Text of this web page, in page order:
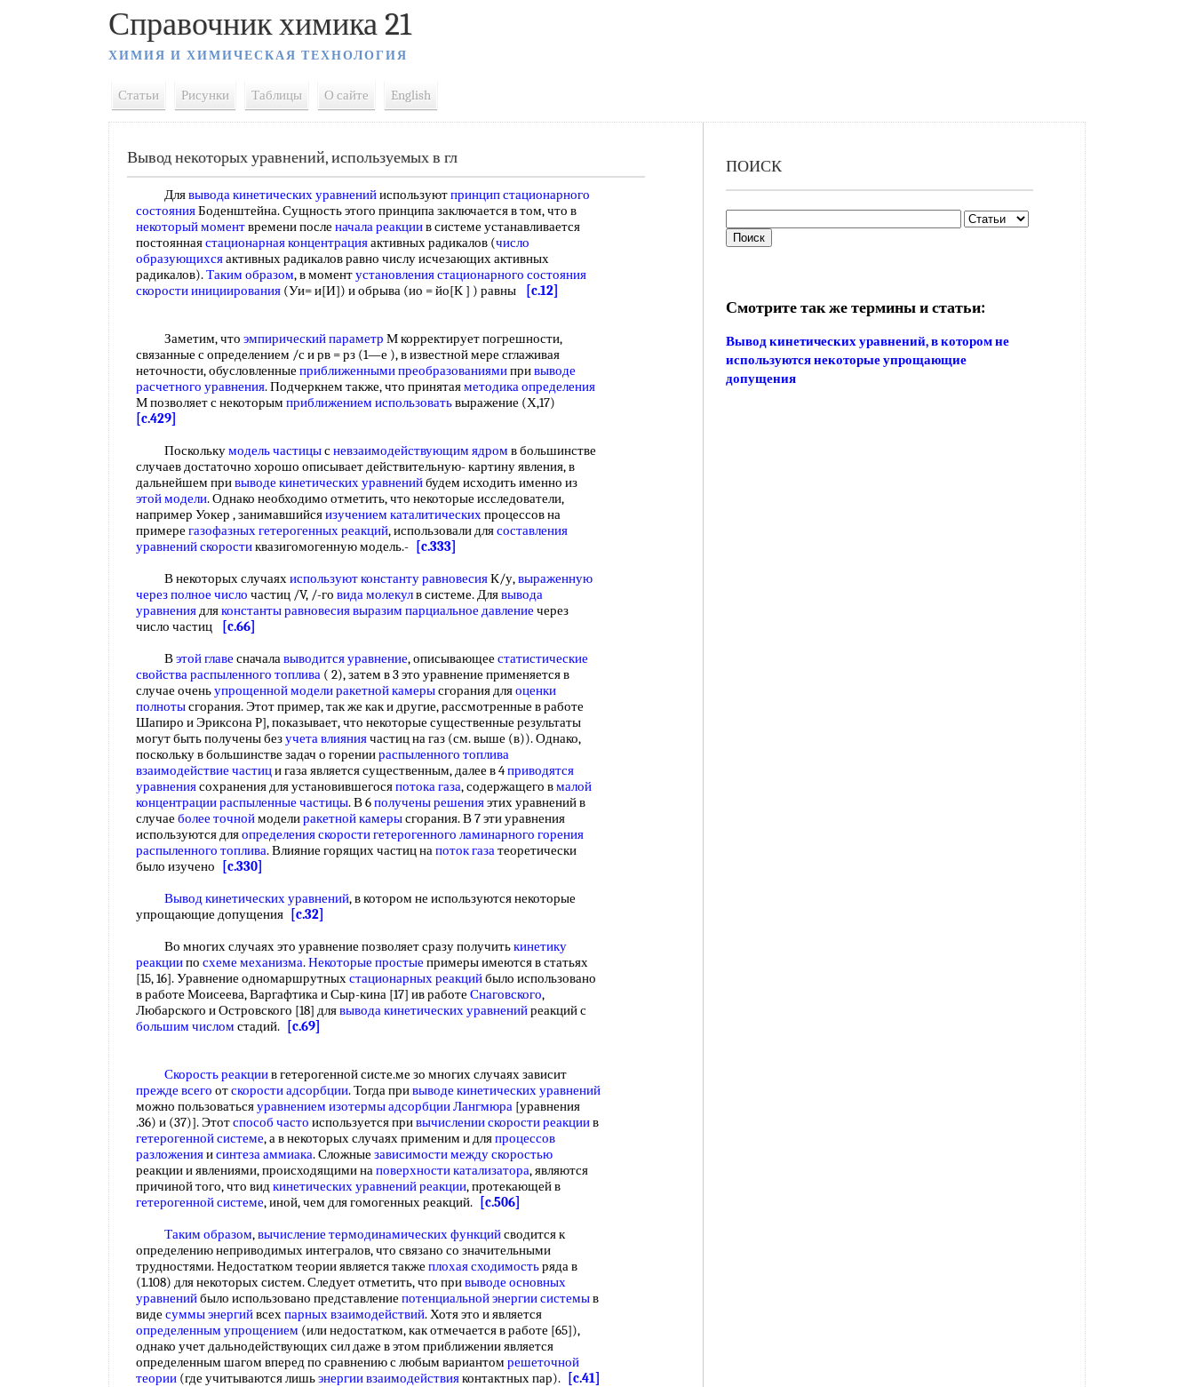
Справочник химика 21
ХИМИЯ И ХИМИЧЕСКАЯ ТЕХНОЛОГИЯ
Статьи Рисунки Таблицы О сайте English
Вывод некоторых уравнений, используемых в гл
Длявывода кинетических уравненийиспользуютпринцип стационарного
состоянияБоденштейна. Сущность этого принципа заключается в том, что в
некоторый моментвремени после начала реакциив системе устанавливается
постояннаястационарная концентрацияактивных радикалов (число
образующихсяактивных радикалов равно числу исчезающих активных
радикалов).Таким образом, в моментустановления стационарного состояния
скорости инициирования (Уи= и[И]) и обрыва (ио = йо[К ] ) равны [c.12]
Заметим, что эмпирический параметр М корректирует погрешности,
связанные с определением /с и рв = рз (1—е ), в известной мере сглаживая
неточности, обусловленные приближенными преобразованиямипривыводе
расчетного уравнения. Подчеркнем также, что принятаяметодика определения
М позволяет с некоторым приближением использоватьвыражение (Х,17)
[c.429]
Посколькумодель частицысневзаимодействующим ядром в большинстве
случаев достаточно хорошо описывает действительную- картину явления, в
дальнейшем привыводе кинетических уравненийбудем исходить именно из
этой модели. Однако необходимо отметить, что некоторые исследователи,
например Уокер , занимавшийсяизучением каталитическихпроцессов на
примере газофазных гетерогенных реакций, использовали длясоставления
уравнений скоростиквазигомогенную модель.-
[c.333]
В некоторых случаяхиспользуют константу равновесияК/у,выраженную
черезполное число частиц /V, /-го вида молекулв системе. Длявывода
уравнениядляконстанты равновесия выразим парциальное давление через
число частиц
[c.66]
Вэтой главе сначалавыводится уравнение, описывающее статистические
свойствараспыленного топлива ( 2), затем в 3 это уравнение применяется в
случае оченьупрощенной моделиракетной камерысгорания дляоценки
полнотысгорания. Этот пример, так же как и другие, рассмотренные в работе
Шапиро и Эриксона Р], показывает, что некоторые существенные результаты
могут быть получены безучета влияниячастиц на газ (см. выше (в)). Однако,
поскольку в большинстве задач о горениираспыленного топлива
взаимодействие частици газа является существенным, далее в 4приводятся
уравнениясохранения для установившегосяпотока газа, содержащего вмалой
концентрациираспыленные частицы. В 6получены решенияэтих уравнений в
случае более точноймоделиракетной камерысгорания. В 7 эти уравнения
используются дляопределения скорости гетерогенного ламинарного горения
распыленного топлива. Влияние горящих частиц напоток газатеоретически
было изучено
[c.330]
Вывод кинетических уравнений, в котором не используются некоторые
упрощающие допущения
[c.32]
Во многих случаях это уравнение позволяет сразу получитькинетику
реакциипо схеме механизма.Некоторые простые примеры имеются в статьях
[15, 16]. Уравнение одномаршрутныхстационарных реакцийбыло использовано
в работе Моисеева, Варгафтика и Сыр-кина [17] ив работе Снаговского,
Любарского и Островского [18] длявывода кинетических уравненийреакций с
большим числом стадий. [c.69]
Скорость реакциив гетерогенной систе.ме зо многих случаях зависит
прежде всего отскорости адсорбции. Тогда привыводе кинетических уравнений
можно пользоватьсяуравнением изотермы адсорбции Лангмюра [уравнения
.36) и (37)]. Этотспособ часто используется привычислении скорости реакциив
гетерогенной системе, а в некоторых случаях применим и дляпроцессов
разложенияисинтеза аммиака. Сложные зависимости между скоростью
реакции и явлениями, происходящими наповерхности катализатора, являются
причиной того, что видкинетических уравнений реакции, протекающей в
гетерогенной системе, иной, чем для гомогенных реакций.
[c.506]
Таким образом,вычисление термодинамических функцийсводится к
определению неприводимых интегралов, что связано со значительными
трудностями. Недостатком теории является также плохая сходимостьряда в
(1.108) для некоторых систем. Следует отметить, что привыводе основных
уравненийбыло использовано представление потенциальной энергии системыв
виде суммы энергийвсехпарных взаимодействий. Хотя это и является
определенным упрощением (или недостатком, как отмечается в работе [65]),
однако учет дальнодействующих сил даже в этом приближении является
определенным шагом вперед по сравнению с любым вариантом решеточной
теории (где учитываются лишьэнергии взаимодействияконтактных пар).
[c.41]
ПОИСК
Смотрите так же термины и статьи:
Вывод кинетических уравнений, в котором не
используются некоторые упрощающие
допущения